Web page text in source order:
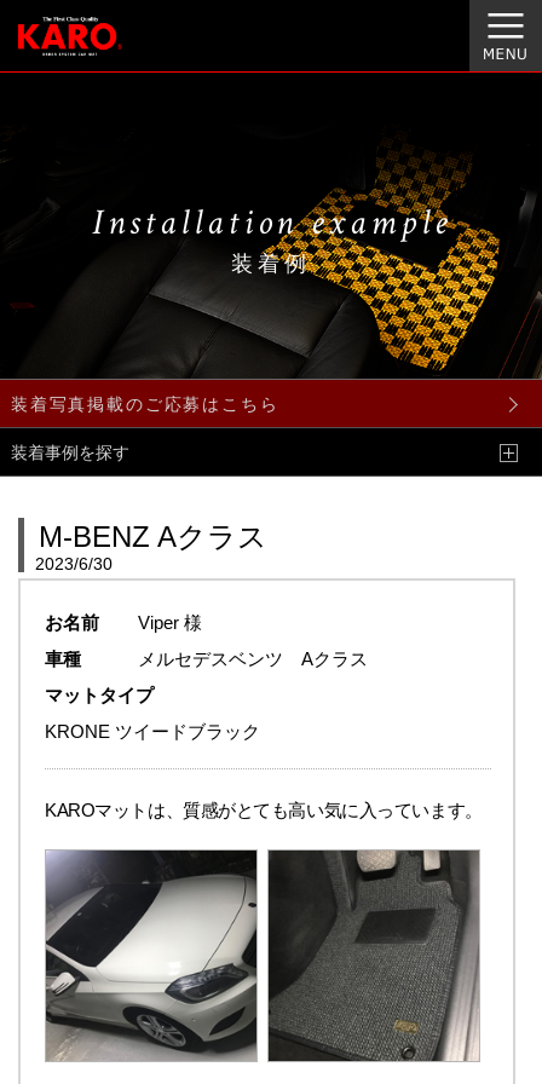
Installation example
装着例
装着写真掲載のご応募はこちら
装着事例を探す
M-BENZ Aクラス
2023/6/30
お名前
Viper 様
車種
メルセデスベンツ Aクラス
マットタイプ
KRONE ツイードブラック
KAROマットは、質感がとても高い気に入っています。